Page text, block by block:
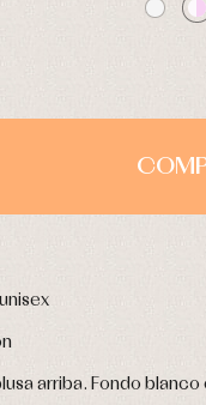
arriba. Fondo